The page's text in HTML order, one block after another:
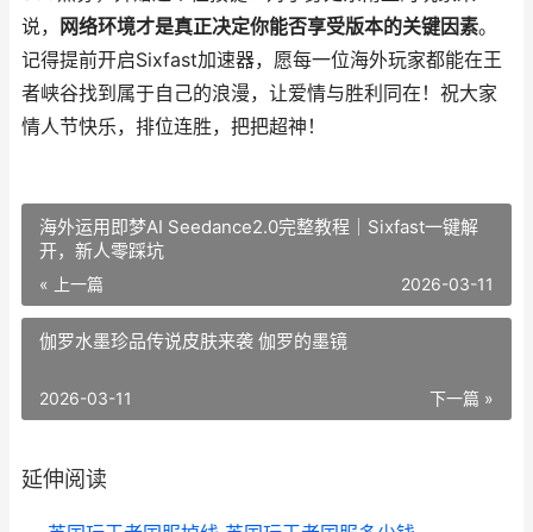
说，
网络环境才是真正决定你能否享受版本的关键因素。
记得提前开启Sixfast加速器，愿每一位海外玩家都能在王
者峡谷找到属于自己的浪漫，让爱情与胜利同在！祝大家
情人节快乐，排位连胜，把把超神！
海外运用即梦AI Seedance2.0完整教程｜Sixfast一键解
开，新人零踩坑
« 上一篇 2026-03-11
伽罗水墨珍品传说皮肤来袭 伽罗的墨镜
下一篇 »
2026-03-11
延伸阅读